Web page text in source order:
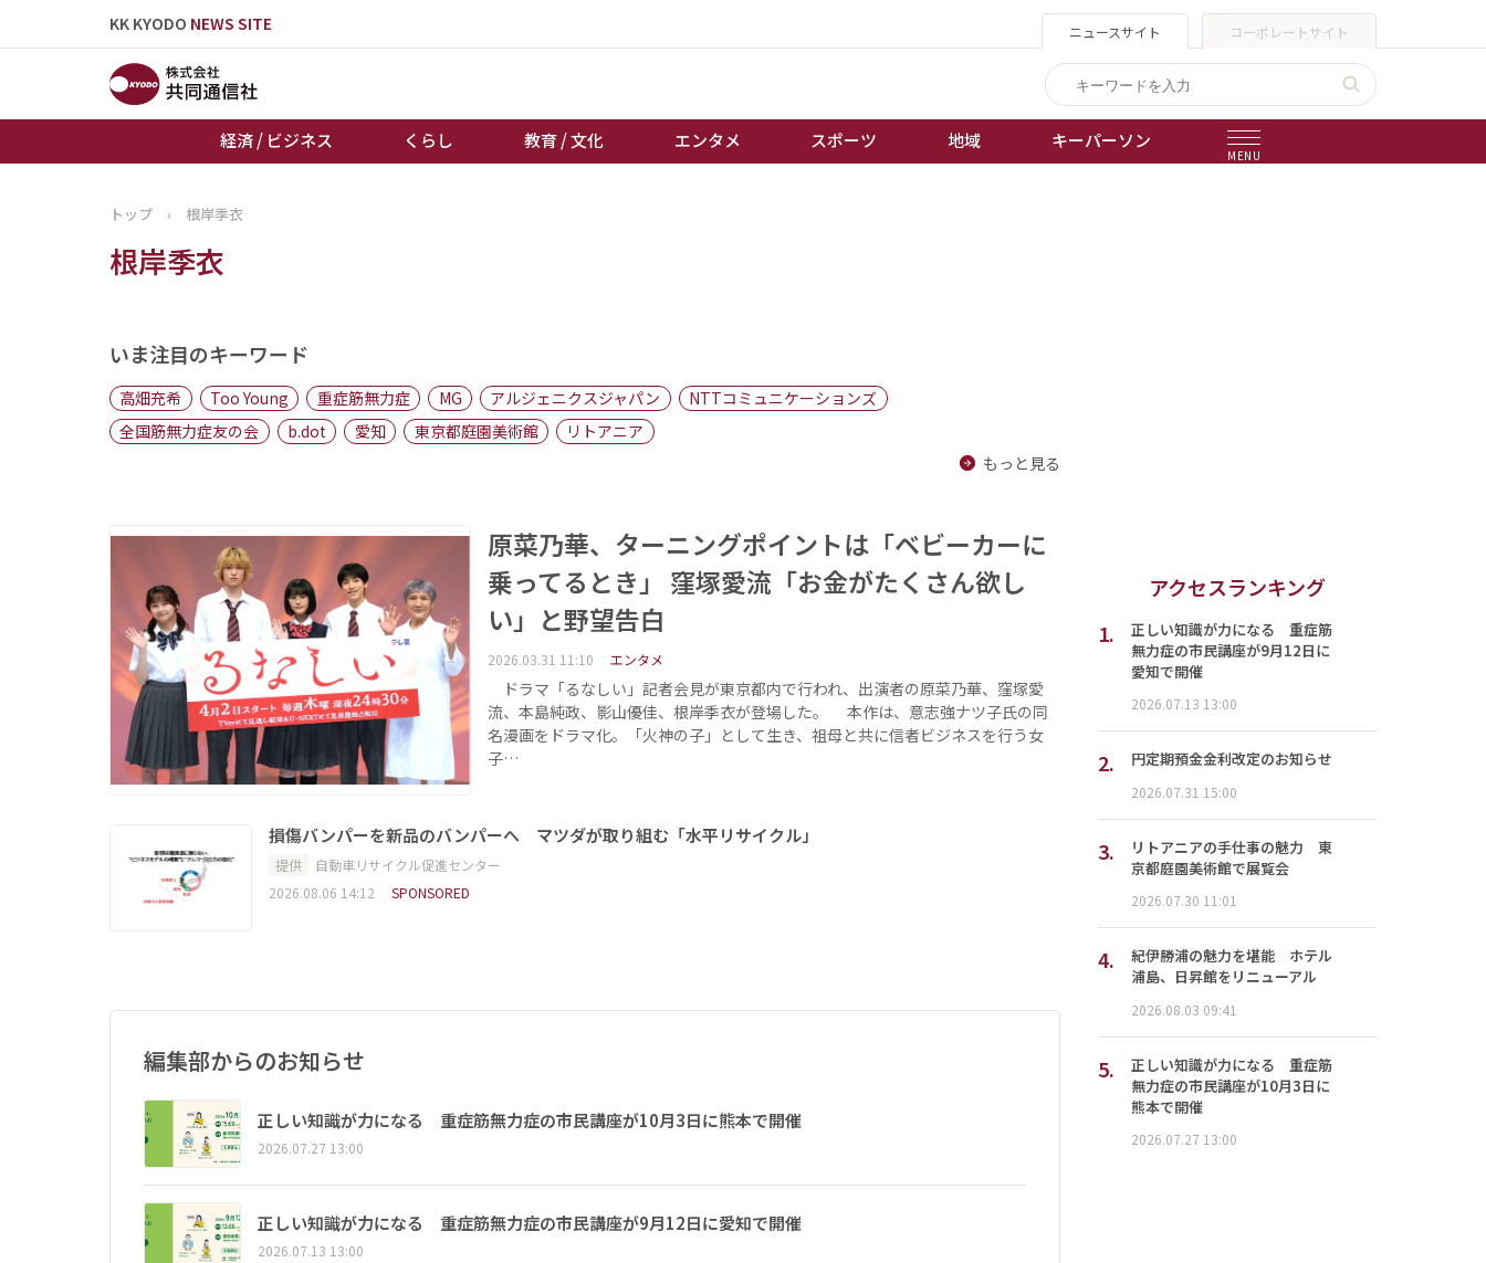
KK KYODO NEWS SITE ニュースサイト コーポレートサイト
経済 / ビジネス くらし 教育 / 文化 エンタメ スポーツ 地域 キーパーソン
MENU
トップページ
お知らせ
地域
キーパーソン
棋王戦
トップ › 根岸季衣
根岸季衣
いま注目のキーワード
高畑充希 Too Young 重症筋無力症 MG アルジェニクスジャパン
NTTコミュニケーションズ
全国筋無力症友の会
b.dot 愛知 東京都庭園美術館
リトアニア
もっと見る
原菜乃華、ターニングポイントは「ベビーカーに
乗ってるとき」 窪塚愛流「お金がたくさん欲し
い」と野望告白
2026.03.31 11:10 エンタメ
ドラマ「るなしい」記者会見が東京都内で行われ、出演者の原菜乃華、窪塚愛
流、本島純政、影山優佳、根岸季衣が登場した。 本作は、意志強ナツ子氏の同
名漫画をドラマ化。「火神の子」として生き、祖母と共に信者ビジネスを行う女
子…
損傷バンパーを新品のバンパーへ マツダが取り組む「水平リサイクル」
提供
自動車リサイクル促進センター
2026.08.06 14:12
SPONSORED
編集部からのお知らせ
正しい知識が力になる 重症筋無力症の市民講座が10月3日に熊本で開催
2026.07.27 13:00
正しい知識が力になる 重症筋無力症の市民講座が9月12日に愛知で開催
2026.07.13 13:00
アクセスランキング
1.
正しい知識が力になる 重症筋
無力症の市民講座が9月12日に
愛知で開催
2026.07.13 13:00
2. 円定期預金金利改定のお知らせ
2026.07.31 15:00
3.
リトアニアの手仕事の魅力 東
京都庭園美術館で展覧会
2026.07.30 11:01
4.
紀伊勝浦の魅力を堪能 ホテル
浦島、日昇館をリニューアル
2026.08.03 09:41
5.
正しい知識が力になる 重症筋
無力症の市民講座が10月3日に
熊本で開催
2026.07.27 13:00